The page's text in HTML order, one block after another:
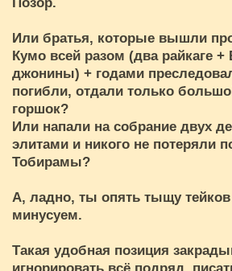
Позор.
Или братья, которые вышли
Кумо всей разом (два райкаге
джонины) + годами
погибли, отдали только
горшок?
Или напали на собрание двух
элитами и никого не потеряли
Тобирамы?
А, ладно, ты опять тыщу тейков
минусуем.
Такая удобная позиция